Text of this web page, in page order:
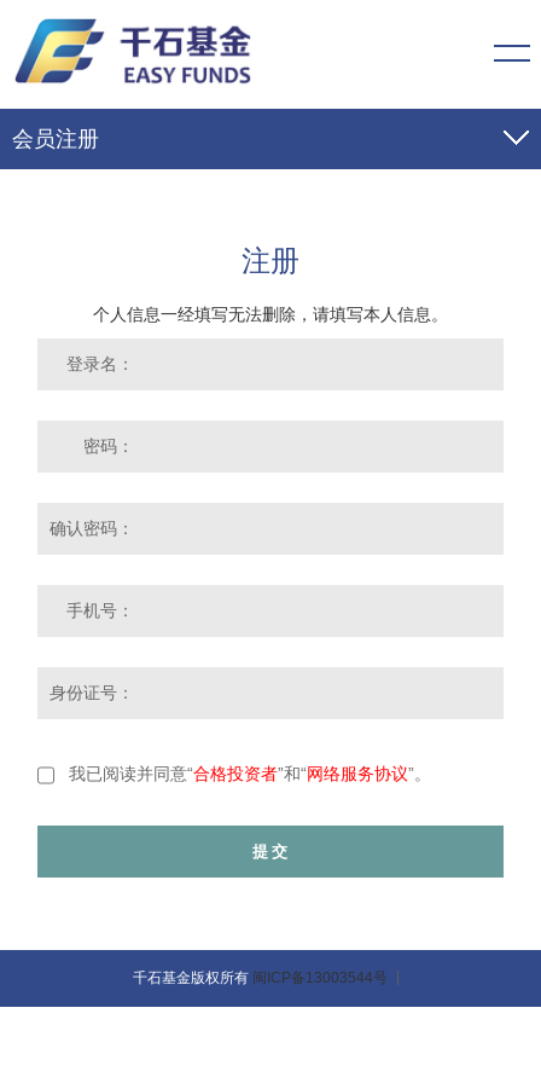
会员注册
注册
个人信息一经填写无法删除，请填写本人信息。
登录名：
密码：
确认密码：
手机号：
身份证号：
我已阅读并同意“合格投资者”和“网络服务协议”。
千石基金版权所有 闽ICP备13003544号